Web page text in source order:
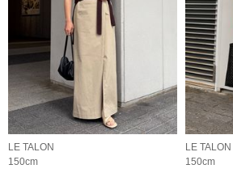
LE TALON
150cm
LE TALON
150cm